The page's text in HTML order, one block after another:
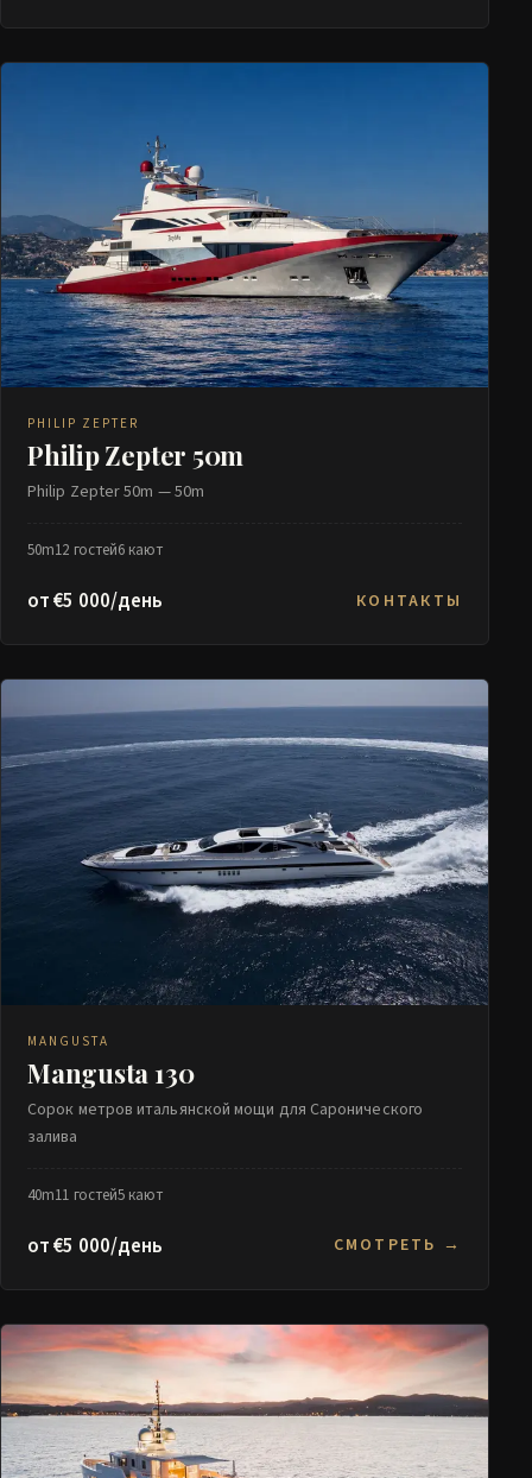
PHILIP ZEPTER
Philip Zepter 50m
Philip Zepter 50m — 50m
50m12 гостей6 кают
от €5 000/день КОНТАКТЫ
MANGUSTA
Mangusta 130
Сорок метров итальянской мощи для Саронического
залива
40m11 гостей5 кают
от €5 000/день СМОТРЕТЬ →